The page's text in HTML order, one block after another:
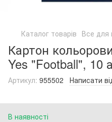
Каталог товарів Все для
Картон
Yes "Football", 10
Артикул: 955502 Написати
В наявності